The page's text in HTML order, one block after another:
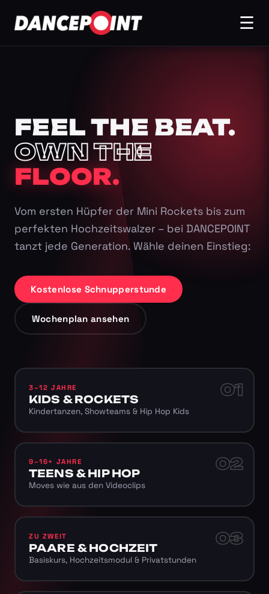
☰
FEEL THE BEAT.
OWN THE
FLOOR.
Vom ersten Hüpfer der Mini Rockets bis zum
perfekten Hochzeitswalzer – bei DANCEPOINT
tanzt jede Generation. Wähle deinen Einstieg:
Kostenlose Schnupperstunde
Wochenplan ansehen
01
3–12 JAHRE
KIDS & ROCKETS
Kindertanzen, Showteams & Hip Hop Kids
02
9–16+ JAHRE
TEENS & HIP HOP
Moves wie aus den Videoclips
03
ZU ZWEIT
PAARE & HOCHZEIT
Basiskurs, Hochzeitsmodul & Privatstunden